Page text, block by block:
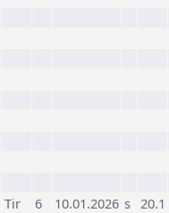
Tir 6 10.01.2026 s 20.1